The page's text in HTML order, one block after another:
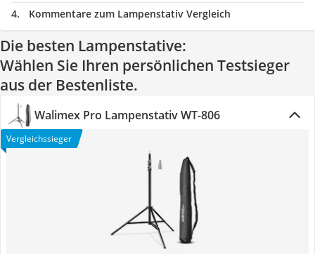
Kommentare zum Lampenstativ Vergleich
Die besten Lampenstative:
Wählen Sie Ihren persönlichen Testsieger
aus der Bestenliste.
Walimex Pro Lampenstativ WT-806
Vergleichssieger